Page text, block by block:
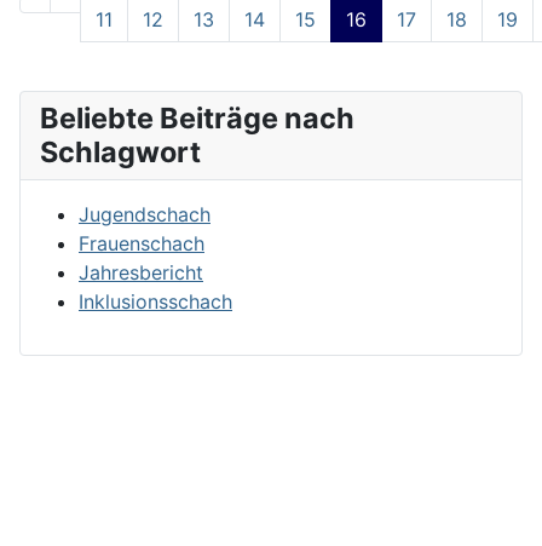
11 12 13 14 15 16 17 18 19
Beliebte Beiträge nach
Schlagwort
Jugendschach
Frauenschach
Jahresbericht
Inklusionsschach